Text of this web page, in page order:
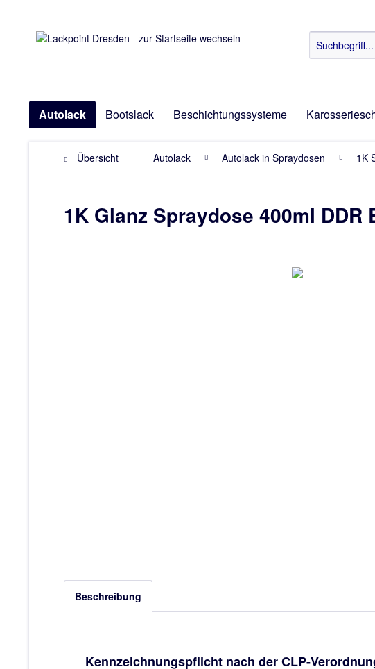
Autolack Bootslack Beschichtungssysteme
Übersicht Autolack Autolack in Spraydosen 1K
1K Glanz Spraydose 400ml DDR
Beschreibung
Kennzeichnungspflicht nach der CLP-